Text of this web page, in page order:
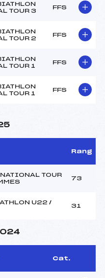
TOUR 3
FFS
TOUR 2
FFS
TOUR 1
FFS
TOUR 1
FFS
Rang
TOUR
73
U22 /
31
Cat.